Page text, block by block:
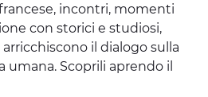
incontri, momenti
con storici e studiosi,
il dialogo sulla
umana. Scoprili aprendo il